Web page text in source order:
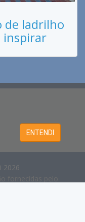
de ladrilho
inspirar
2026
ENTENDI